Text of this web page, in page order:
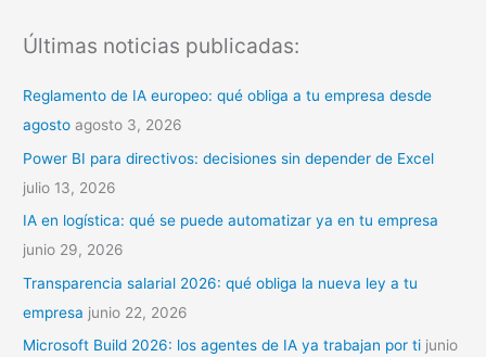
c
r
:
Últimas noticias publicadas:
Reglamento de IA europeo: qué obliga a tu empresa desde
agosto agosto 3, 2026
Power BI para directivos: decisiones sin depender de Excel
julio 13, 2026
IA en logística: qué se puede automatizar ya en tu empresa
junio 29, 2026
Transparencia salarial 2026: qué obliga la nueva ley a tu
empresa junio 22, 2026
Microsoft Build 2026: los agentes de IA ya trabajan por ti junio